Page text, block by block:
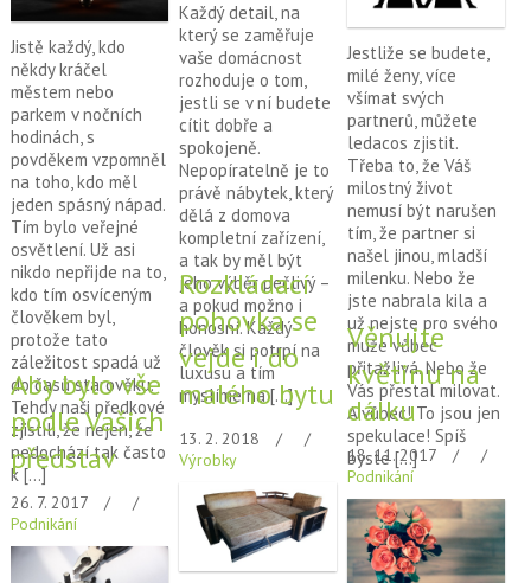
Každý detail, na
který se zaměřuje
vaše domácnost
rozhoduje o tom,
jestli se v ní budete
cítit dobře a
spokojeně.
Nepopíratelně je to
právě nábytek, který
dělá z domova
kompletní zařízení,
a tak by měl být
jeho výběr pečlivý –
a pokud možno i
honosní. Každý
člověk si potrpí na
luxusu a tím
myslíme na […]
Jestliže se budete,
milé ženy, více
všímat svých
partnerů, můžete
ledacos zjistit.
Třeba to, že Váš
milostný život
nemusí být narušen
tím, že partner si
našel jinou, mladší
milenku. Nebo že
jste nabrala kila a
už nejste pro svého
muže vůbec
přitažlivá. Nebo že
Vás přestal milovat.
A vůbec! To jsou jen
spekulace! Spíš
byste […]
Jistě každý, kdo
někdy kráčel
městem nebo
parkem v nočních
hodinách, s
povděkem vzpomněl
na toho, kdo měl
jeden spásný nápad.
Tím bylo veřejné
osvětlení. Už asi
nikdo nepřijde na to,
kdo tím osvíceným
člověkem byl,
protože tato
záležitost spadá už
do časů starověku.
Tehdy naši předkové
zjistili, že nejen, že
nedochází tak často
k […]
Rozkládací
pohovka se
vejde i do
malého bytu
13. 2. 2018
Výrobky
Věnujte
květinu na
dálku
18. 11. 2017
Podnikání
Aby bylo vše
podle Vašich
představ
26. 7. 2017
Podnikání